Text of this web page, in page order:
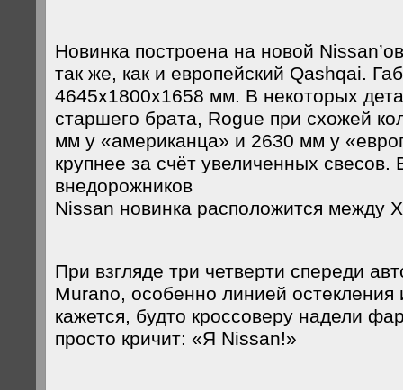
Новинка построена на новой
так же, как и европейский Qashqai.
4645х1800х1658 мм. В некоторых
старшего брата, Rogue при схожей
мм у «американца» и 2630 мм у
крупнее за счёт увеличенных свесов.
внедорожников
Nissan новинка расположится между
При взгляде три четверти спереди
Murano, особенно линией остекления
кажется, будто кроссоверу надели
просто кричит: «Я Nissan!»